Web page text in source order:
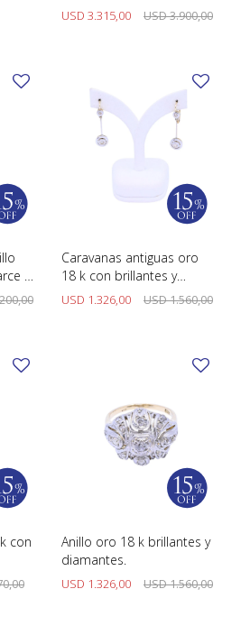
brillantes.
USD 3.315,00 USD3.900,00
4
Caravanas antiguas oro
18 k con brillantes y
diamantes
USD 1.326,00 USD1.560,00
con
Anillo oro 18 k brillantes y
diamantes.
USD 1.326,00 USD1.560,00